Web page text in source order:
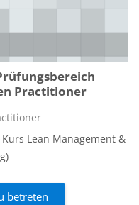
Practitioner
Lean Management &
betreten